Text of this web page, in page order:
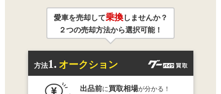
愛車を売却して乗換しませんか？
２つの売却方法から選択可能！
方法1. オークション
出品前に買取相場が分かる！